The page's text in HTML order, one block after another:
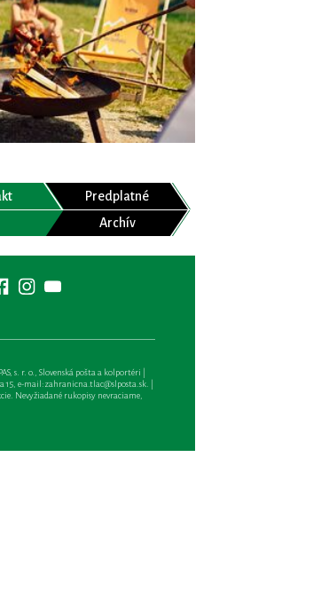
Predplatné
Archív
s. r. o., Slovenská pošta a kolportéri |
15, e-mail:zahranicna.tlac@slposta.sk. |
Nevyžiadané rukopisy nevraciame,